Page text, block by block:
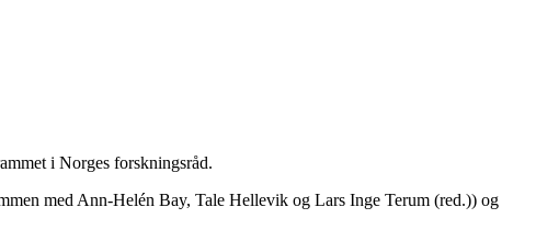
i Norges forskningsråd.
med Ann-Helén Bay, Tale Hellevik og Lars Inge Terum (red.)) og